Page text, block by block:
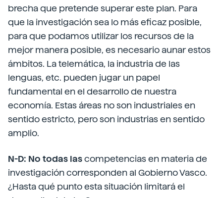
brecha que pretende superar este plan. Para
que la investigación sea lo más eficaz posible,
para que podamos utilizar los recursos de la
mejor manera posible, es necesario aunar estos
ámbitos. La telemática, la industria de las
lenguas, etc. pueden jugar un papel
fundamental en el desarrollo de nuestra
economía. Estas áreas no son industriales en
sentido estricto, pero son industrias en sentido
amplio.
N-D: No todas lascompetencias en materia de
investigación corresponden al Gobierno Vasco.
¿Hasta qué punto esta situación limitará el